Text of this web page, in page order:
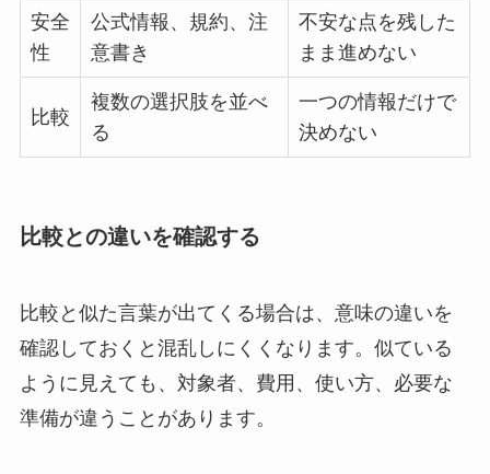
安全
性
公式情報、規約、注
意書き
不安な点を残した
まま進めない
比較
複数の選択肢を並べ
る
一つの情報だけで
決めない
比較との違いを確認する
比較と似た言葉が出てくる場合は、意味の違いを
確認しておくと混乱しにくくなります。似ている
ように見えても、対象者、費用、使い方、必要な
準備が違うことがあります。